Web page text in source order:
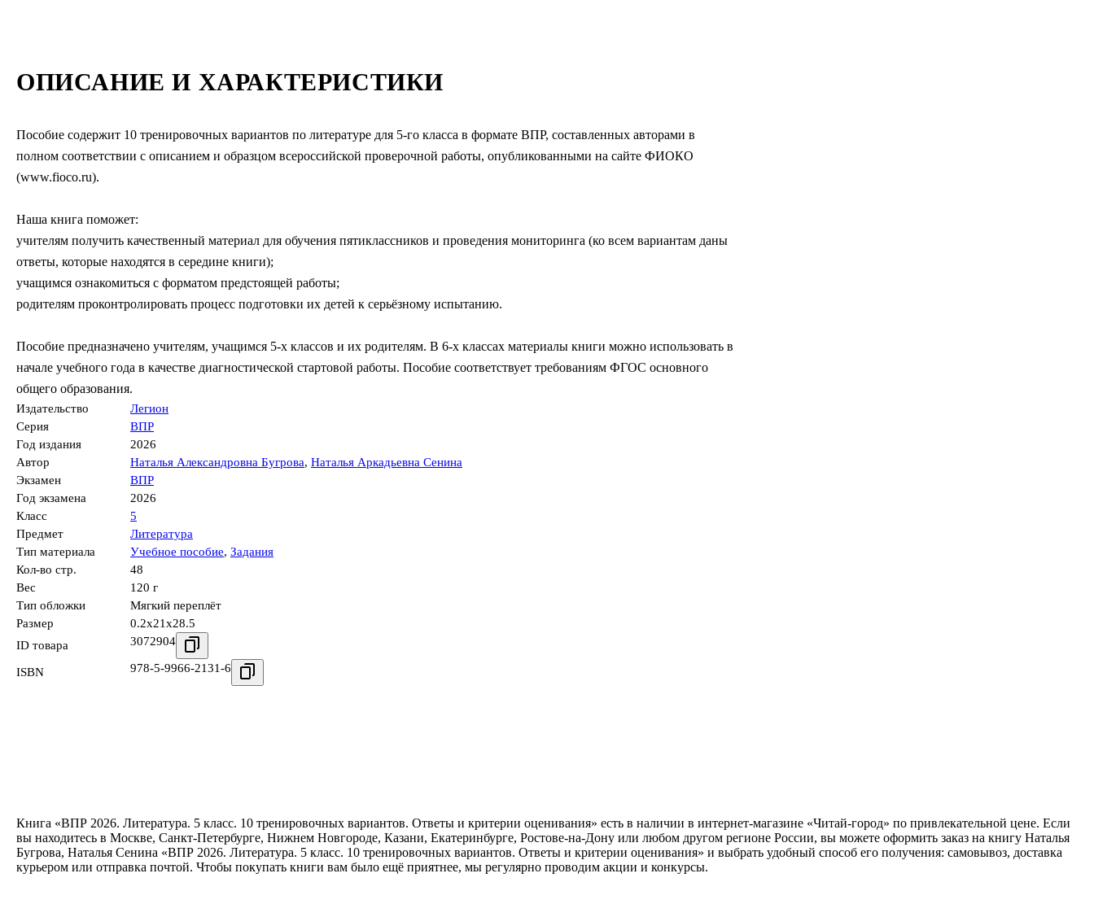
ОПИСАНИЕ И ХАРАКТЕРИСТИКИ
Пособие содержит 10 тренировочных вариантов по литературе для 5-го класса в формате ВПР, составленных авторами в
полном соответствии с описанием и образцом всероссийской проверочной работы, опубликованными на сайте ФИОКО
(www.fioco.ru).
Наша книга поможет:
учителям получить качественный материал для обучения пятиклассников и проведения мониторинга (ко всем вариантам даны
ответы, которые находятся в середине книги);
учащимся ознакомиться с форматом предстоящей работы;
родителям проконтролировать процесс подготовки их детей к серьёзному испытанию.
Пособие предназначено учителям, учащимся 5-х классов и их родителям. В 6-х классах материалы книги можно использовать в
начале учебного года в качестве диагностической стартовой работы. Пособие соответствует требованиям ФГОС основного
общего образования.
Издательство
Легион
Серия
ВПР
Год издания
2026
Автор
Наталья Александровна Бугрова, Наталья Аркадьевна Сенина
Экзамен
ВПР
Год экзамена
2026
Класс
5
Предмет
Литература
Тип материала
Учебное пособие, Задания
Кол-во стр.
48
Вес
120 г
Тип обложки
Мягкий переплёт
Размер
0.2x21x28.5
ID товара
3072904
ISBN 978-5-9966-2131-6
Книга «ВПР 2026. Литература. 5 класс. 10 тренировочных вариантов. Ответы и критерии оценивания» есть в наличии в интернет-магазине «Читай-город» по привлекательной цене. Если
вы находитесь в Москве, Санкт-Петербурге, Нижнем Новгороде, Казани, Екатеринбурге, Ростове-на-Дону или любом другом регионе России, вы можете оформить заказ на книгу Наталья
Бугрова, Наталья Сенина «ВПР 2026. Литература. 5 класс. 10 тренировочных вариантов. Ответы и критерии оценивания» и выбрать удобный способ его получения: самовывоз, доставка
курьером или отправка почтой. Чтобы покупать книги вам было ещё приятнее, мы регулярно проводим акции и конкурсы.